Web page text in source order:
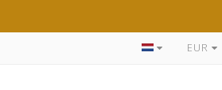
DE LEUKSTE STRIPSEUR